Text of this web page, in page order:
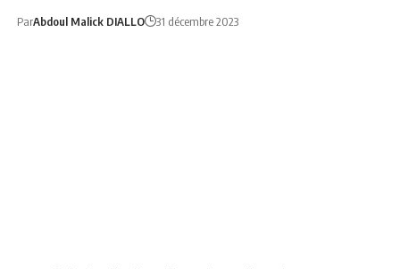
ParAbdoul Malick DIALLO 31 décembre 2023